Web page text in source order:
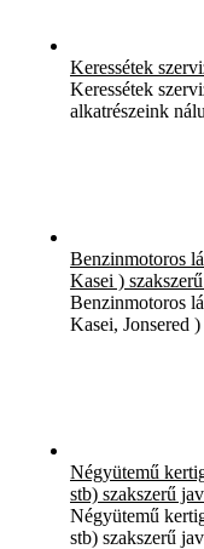
Keressétek
Keressétek
alkatrészeink
Benzinmotoros
Kasei )
Benzinmotoros
Kasei, Jonsered
Négyütemű
stb) szakszerű
Négyütemű
stb) szakszerű